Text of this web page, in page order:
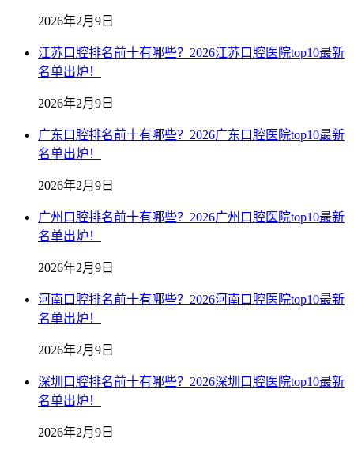
2026年2月9日
江苏口腔排名前十有哪些？2026江苏口腔医院top10最新
名单出炉！
2026年2月9日
广东口腔排名前十有哪些？2026广东口腔医院top10最新
名单出炉！
2026年2月9日
广州口腔排名前十有哪些？2026广州口腔医院top10最新
名单出炉！
2026年2月9日
河南口腔排名前十有哪些？2026河南口腔医院top10最新
名单出炉！
2026年2月9日
深圳口腔排名前十有哪些？2026深圳口腔医院top10最新
名单出炉！
2026年2月9日